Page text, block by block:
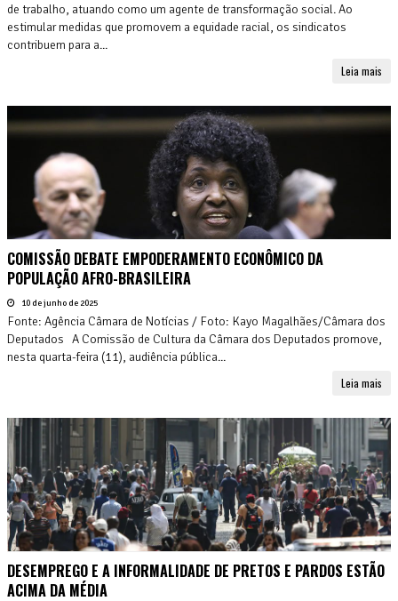
de trabalho, atuando como um agente de transformação social. Ao
estimular medidas que promovem a equidade racial, os sindicatos
contribuem para a...
Leia mais
COMISSÃO DEBATE EMPODERAMENTO ECONÔMICO DA
POPULAÇÃO AFRO-BRASILEIRA
10 de junho de 2025
Fonte: Agência Câmara de Notícias / Foto: Kayo Magalhães/Câmara dos
Deputados A Comissão de Cultura da Câmara dos Deputados promove,
nesta quarta-feira (11), audiência pública...
Leia mais
DESEMPREGO E A INFORMALIDADE DE PRETOS E PARDOS ESTÃO
ACIMA DA MÉDIA